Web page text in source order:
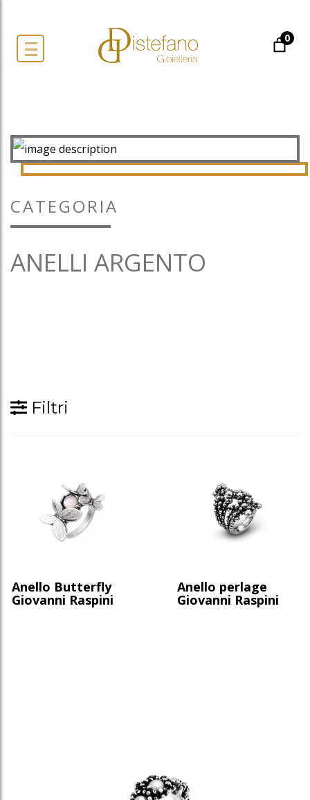
0
CATEGORIA
ANELLI ARGENTO
Filtri
Anello Butterfly
Giovanni Raspini
Anello perlage
Giovanni Raspini